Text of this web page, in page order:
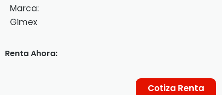
Marca:
Gimex
Renta Ahora:
Cotiza Renta